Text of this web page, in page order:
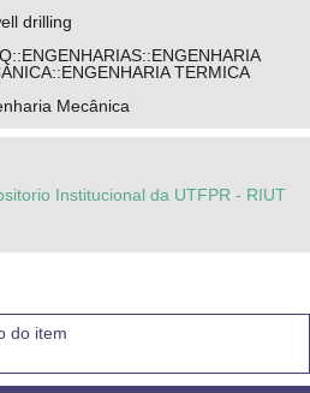
drilling
TERMICA
Mecânica
Institucional da UTFPR - RIUT
do item